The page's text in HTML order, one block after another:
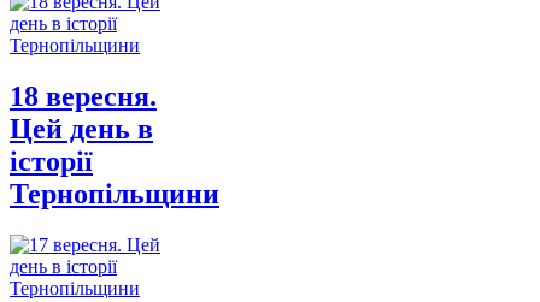
18 вересня.
Цей день в
історії
Тернопільщини